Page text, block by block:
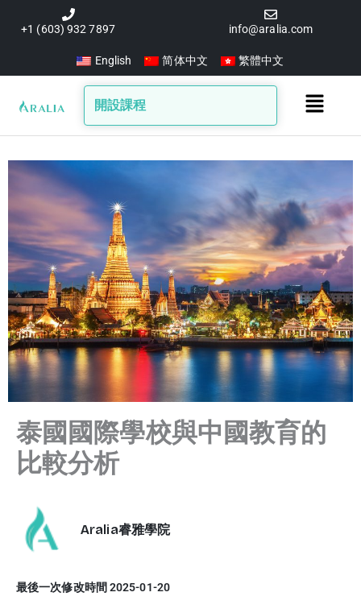
要
+1 (603) 932 7897 info@aralia.com
English 简体中文 繁體中文
開設課程
Main
泰國國際學校與中國教育的
比較分析
Aralia睿雅學院
最後一次修改時間 2025-01-20